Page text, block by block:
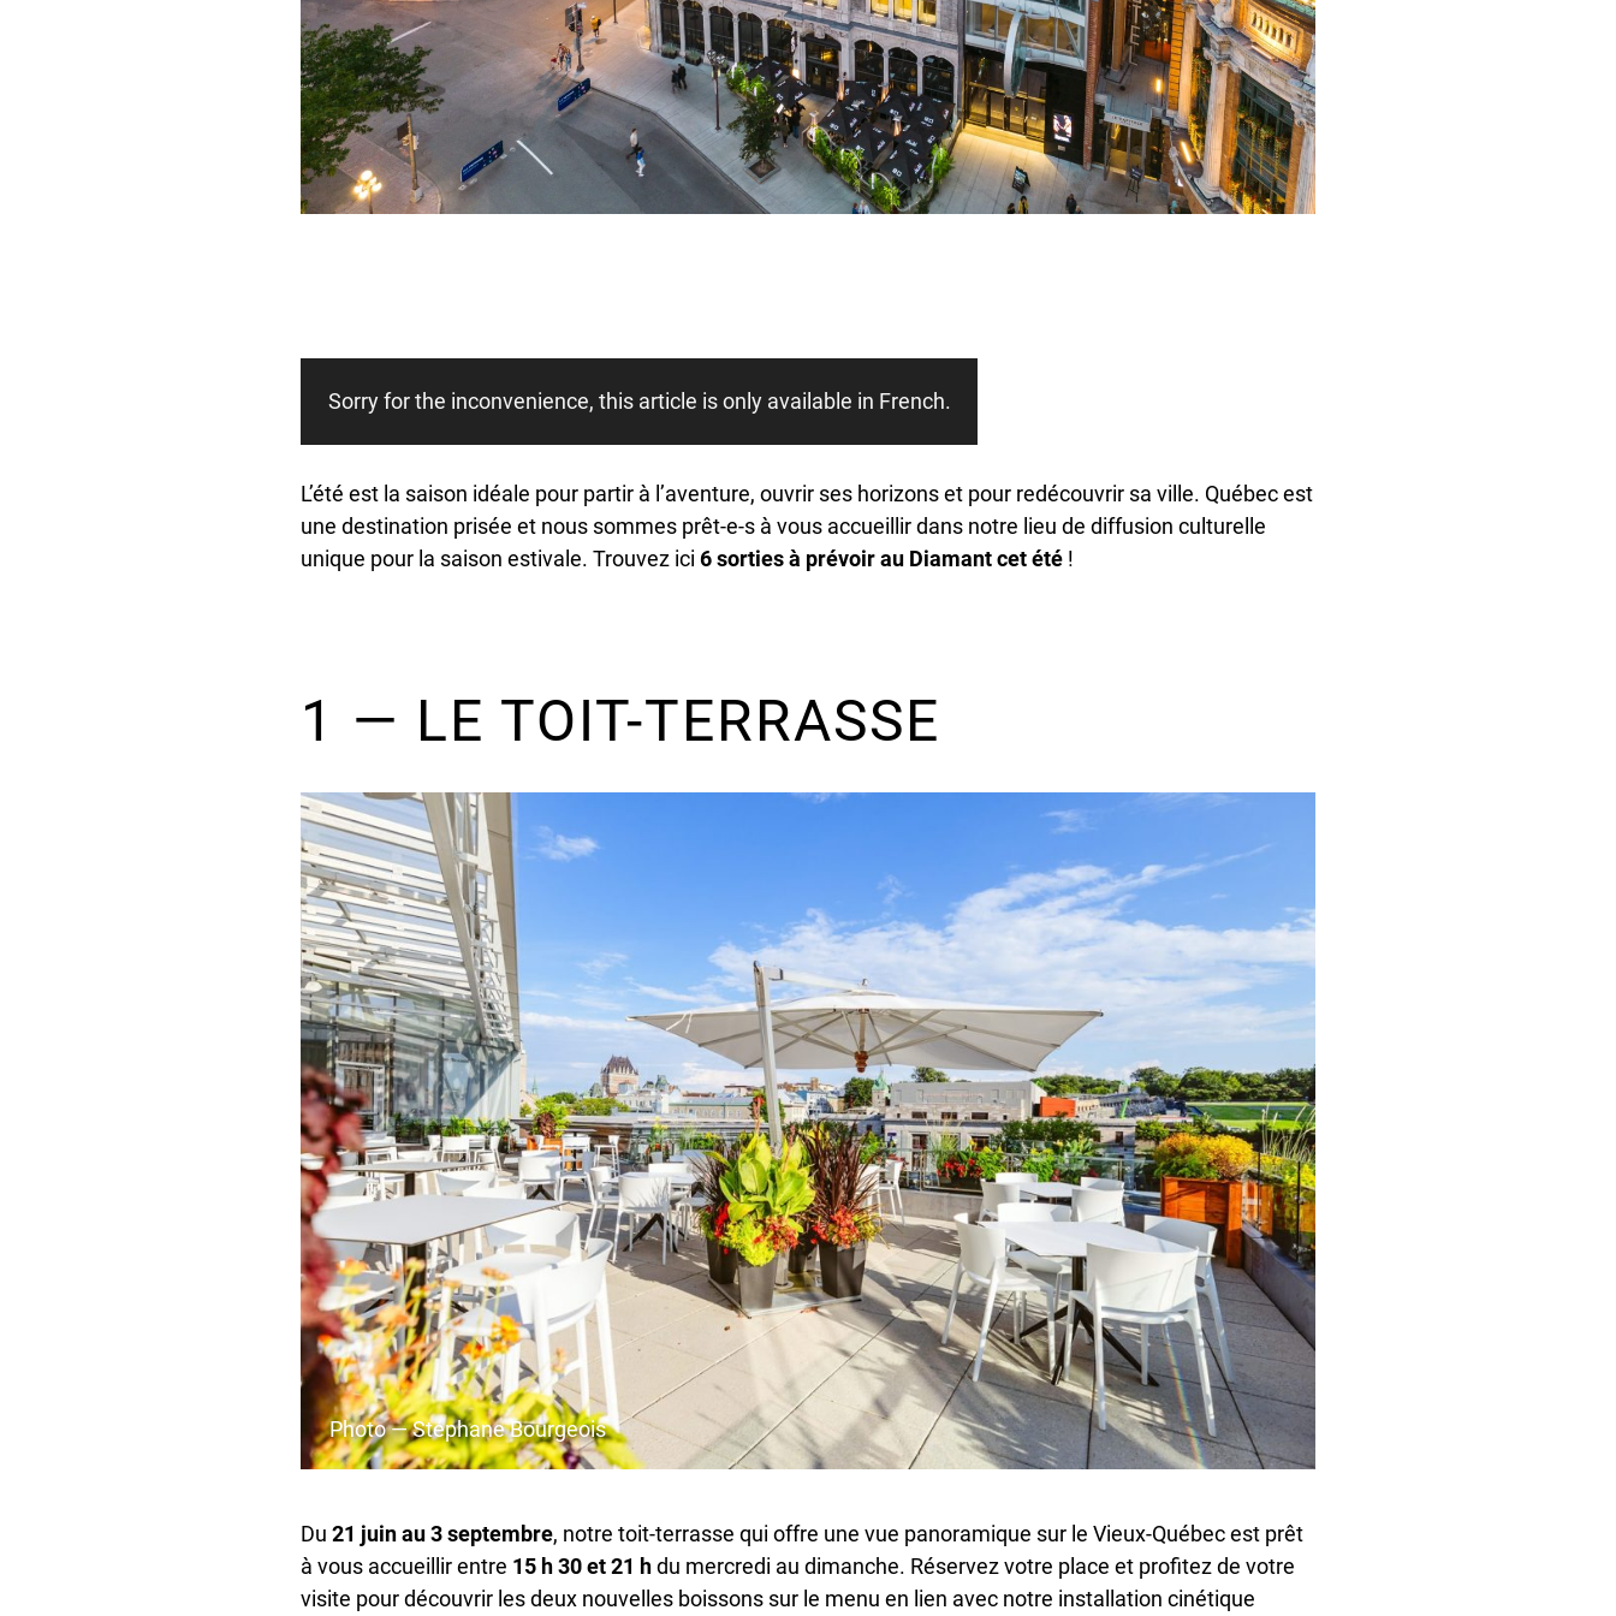
Sorry for the inconvenience, this article is only available in French.
L’été est la saison idéale pour partir à l’aventure, ouvrir ses horizons et pour redécouvrir sa ville. Québec est
une destination prisée et nous sommes prêt-e-s à vous accueillir dans notre lieu de diffusion culturelle
unique pour la saison estivale. Trouvez ici 6 sorties à prévoir au Diamant cet été !
1 — LE TOIT-TERRASSE
Photo — Stéphane Bourgeois
Du 21 juin au 3 septembre, notre toit-terrasse qui offre une vue panoramique sur le Vieux-Québec est prêt
à vous accueillir entre 15 h 30 et 21 hdu mercredi au dimanche. Réservez votre place et profitez de votre
visite pour découvrir les deux nouvelles boissons sur le menu en lien avec notre installation cinétique